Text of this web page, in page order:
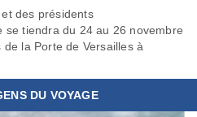
des présidents
se tiendra du 24 au 26 novembre
la Porte de Versailles à
DU VOYAGE